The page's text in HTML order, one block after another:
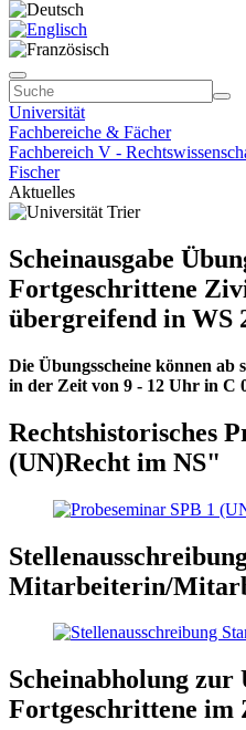
Universität
Fachbereiche & Fächer
Fachbereich V -
Fischer
Aktuelles
Scheinausgabe
Fortgeschrittene
übergreifend in WS
Die Übungsscheine können ab
in der Zeit von 9 - 12 Uhr in C
Rechtshistorisches
(UN)Recht im NS"
Mitarbeiterin/
Scheinabholung zur
Fortgeschrittene im